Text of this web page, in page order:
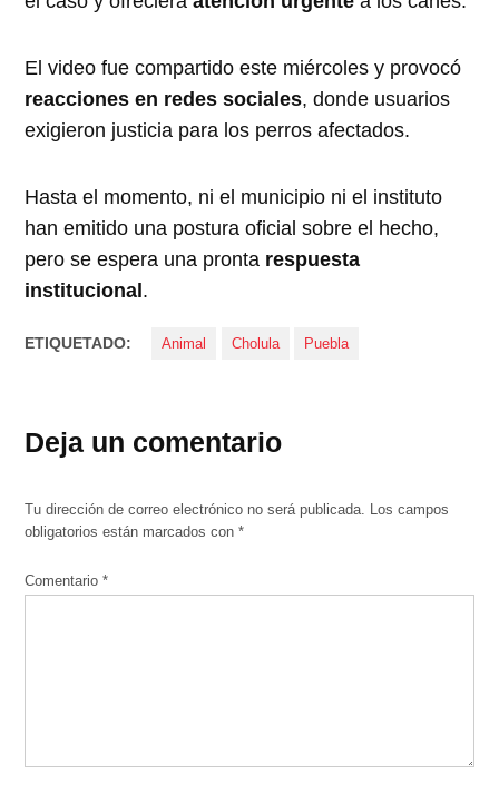
El video fue compartido este miércoles y provocó
reacciones en redes sociales, donde usuarios
exigieron justicia para los perros afectados.
Hasta el momento, ni el municipio ni el instituto
han emitido una postura oficial sobre el hecho,
pero se espera una pronta respuesta
institucional.
ETIQUETADO: Animal Cholula Puebla
Deja un comentario
Tu dirección de correo electrónico no será publicada. Los campos
obligatorios están marcados con*
Comentario*